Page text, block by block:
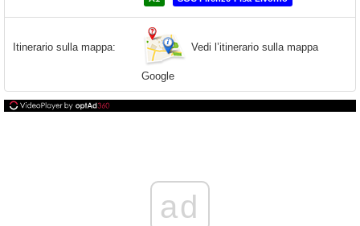
Itinerario sulla mappa: Vedi l’itinerario sulla mappa
Google
ad